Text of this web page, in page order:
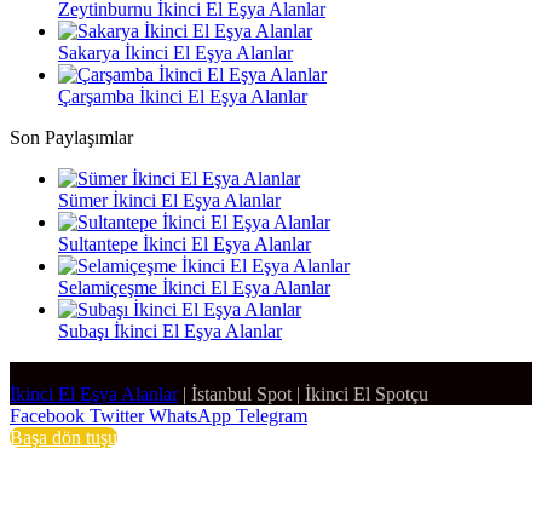
Zeytinburnu İkinci El Eşya Alanlar
Sakarya İkinci El Eşya Alanlar
Çarşamba İkinci El Eşya Alanlar
Son Paylaşımlar
Sümer İkinci El Eşya Alanlar
Sultantepe İkinci El Eşya Alanlar
Selamiçeşme İkinci El Eşya Alanlar
Subaşı İkinci El Eşya Alanlar
İkinci El Eşya Alanlar İstanbul Spot İkinci El Spotçu
Facebook Twitter WhatsApp Telegram
Başa dön tuşu